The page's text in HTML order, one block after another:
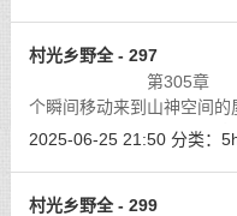
村光乡野全 - 297
第305章 李文强
个瞬间移动来到山神空间
烈吻着她，吻着她差点儿喘
2025-06-25 21:50 分类：
村光乡野全 - 299